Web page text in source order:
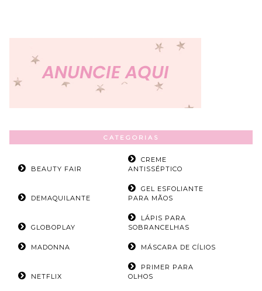
CATEGORIAS
BEAUTY FAIR
CREME
ANTISSÉPTICO
DEMAQUILANTE
GEL ESFOLIANTE
PARA MÃOS
GLOBOPLAY
LÁPIS PARA
SOBRANCELHAS
MADONNA MÁSCARA DE CÍLIOS
NETFLIX
PRIMER PARA
OLHOS